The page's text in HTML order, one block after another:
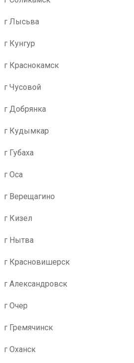
г Лысьва
г Кунгур
г Краснокамск
г Чусовой
г Добрянка
г Кудымкар
г Губаха
г Оса
г Верещагино
г Кизел
г Нытва
г Красновишерск
г Александровск
г Очер
г Гремячинск
г Оханск